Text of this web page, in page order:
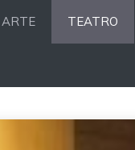
ARTE TEATRO